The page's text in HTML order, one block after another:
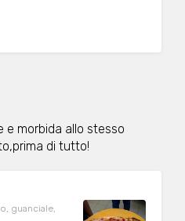
e morbida allo stesso
di tutto!
guanciale,